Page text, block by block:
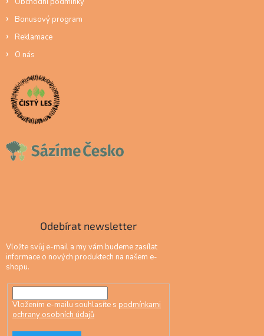
Bonusový program
Reklamace
O nás
Odebírat newsletter
Vložte svůj e-mail a my vám budeme zasílat
informace o nových produktech na našem e-
shopu.
Vložením e-mailu souhlasíte s podmínkami
ochrany osobních údajů